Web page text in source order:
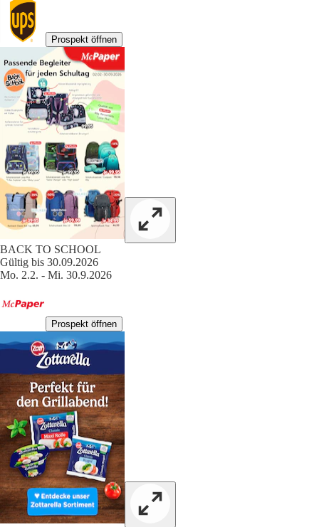
Prospekt öffnen
BACK TO SCHOOL
Gültig bis 30.09.2026
Mo. 2.2. - Mi. 30.9.2026
Prospekt öffnen